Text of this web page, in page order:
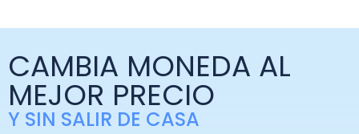
CAMBIA MONEDA AL
MEJOR PRECIO
Y SIN SALIR DE CASA